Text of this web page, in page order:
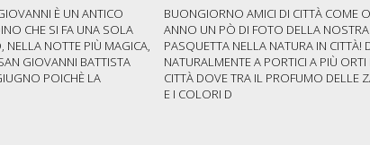
È UN ANTICO
CHE SI FA UNA SOLA
NELLA NOTTE PIÙ MAGICA,
GIOVANNI BATTISTA
POICHÈ LA
BUONGIORNO AMICI DI CITTÀ COME
ANNO UN PÒ DI FOTO DELLA NOSTRA
PASQUETTA NELLA NATURA IN CITTÀ!
NATURALMENTE A PORTICI A PIÙ ORTI
CITTÀ DOVE TRA IL PROFUMO DELLE
E I COLORI D